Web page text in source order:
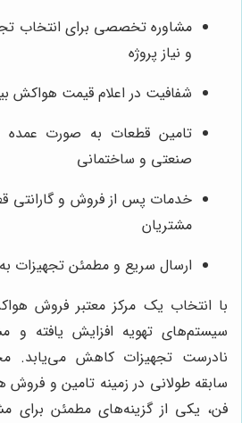
مشاوره تخصصی برای انتخاب
و نیاز پروژه
شفافیت در اعلام قیمت هواکش
تامین قطعات به صورت عمده
صنعتی و ساختمانی
خدمات پس از فروش و گارانتی
مشتریان
ارسال سریع و مطمئن تجهیزات
با انتخاب یک مرکز معتبر فروش
سیستم‌های تهویه افزایش یافته و
نادرست تجهیزات کاهش می‌یابد.
سابقه طولانی در زمینه تامین و فروش
فن، یکی از گزینه‌های مطمئن برای